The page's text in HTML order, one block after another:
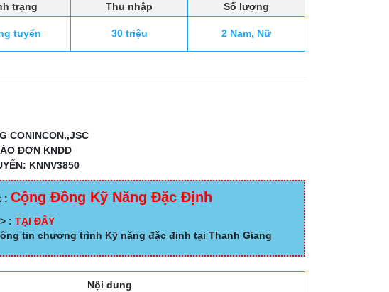
trạng Thu nhập Số lượng
tuyển 30 triệu 2 Nam, Nữ
CONINCON.,JSC
ĐƠN KNDD
KNNV3850
: Cộng Đồng Kỹ Năng Đặc Định
: TẠI ĐÂY
tin chương trình Kỹ năng đặc định tại Thanh Giang
Nội dung